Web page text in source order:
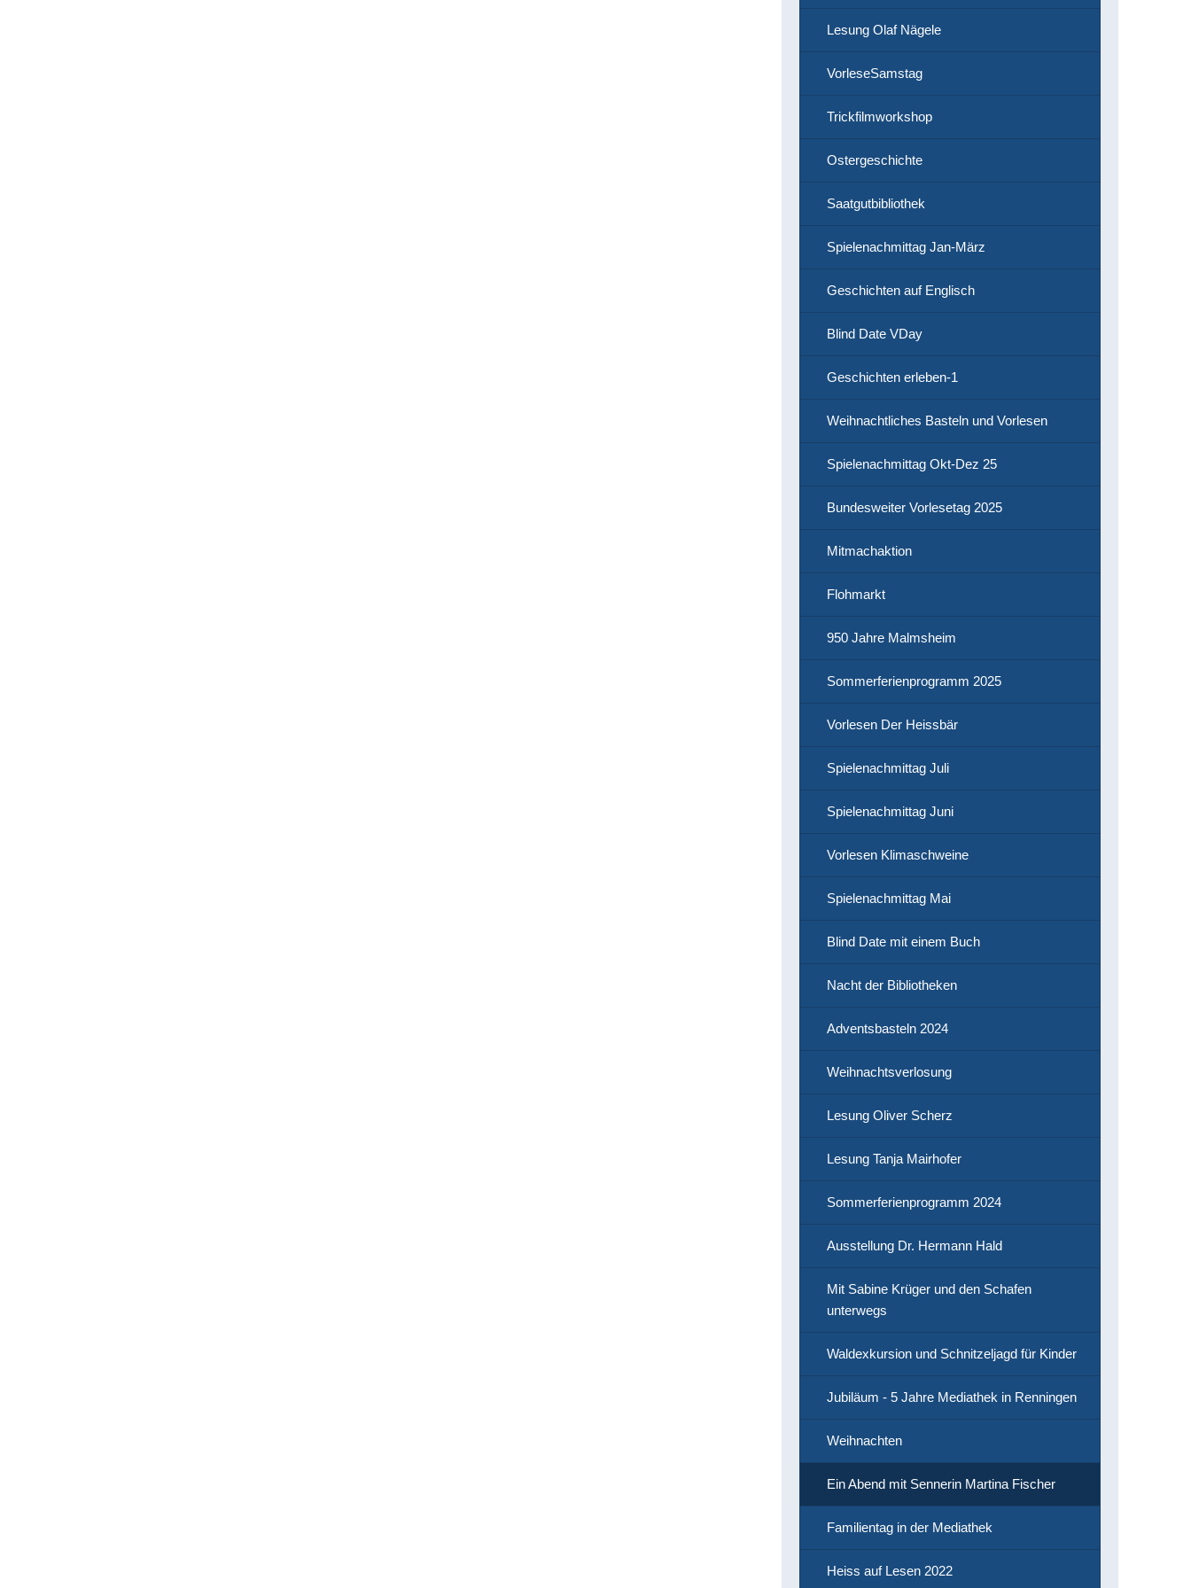
Lesung Olaf Nägele
VorleseSamstag
Trickfilmworkshop
Ostergeschichte
Saatgutbibliothek
Spielenachmittag Jan-März
Geschichten auf Englisch
Blind Date VDay
Geschichten erleben-1
Weihnachtliches Basteln und Vorlesen
Spielenachmittag Okt-Dez 25
Bundesweiter Vorlesetag 2025
Mitmachaktion
Flohmarkt
950 Jahre Malmsheim
Sommerferienprogramm 2025
Vorlesen Der Heissbär
Spielenachmittag Juli
Spielenachmittag Juni
Vorlesen Klimaschweine
Spielenachmittag Mai
Blind Date mit einem Buch
Nacht der Bibliotheken
Adventsbasteln 2024
Weihnachtsverlosung
Lesung Oliver Scherz
Lesung Tanja Mairhofer
Sommerferienprogramm 2024
Ausstellung Dr. Hermann Hald
Mit Sabine Krüger und den Schafen
unterwegs
Waldexkursion und Schnitzeljagd für Kinder
Jubiläum - 5 Jahre Mediathek in Renningen
Weihnachten
Ein Abend mit Sennerin Martina Fischer
Familientag in der Mediathek
Heiss auf Lesen 2022